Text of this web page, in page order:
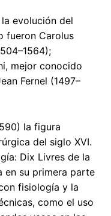
evolución del
fueron Carolus
mejor conocido
Fernel (1497–
la figura
del siglo XVI.
Dix Livres de la
en su primera parte
fisiología y la
como el uso